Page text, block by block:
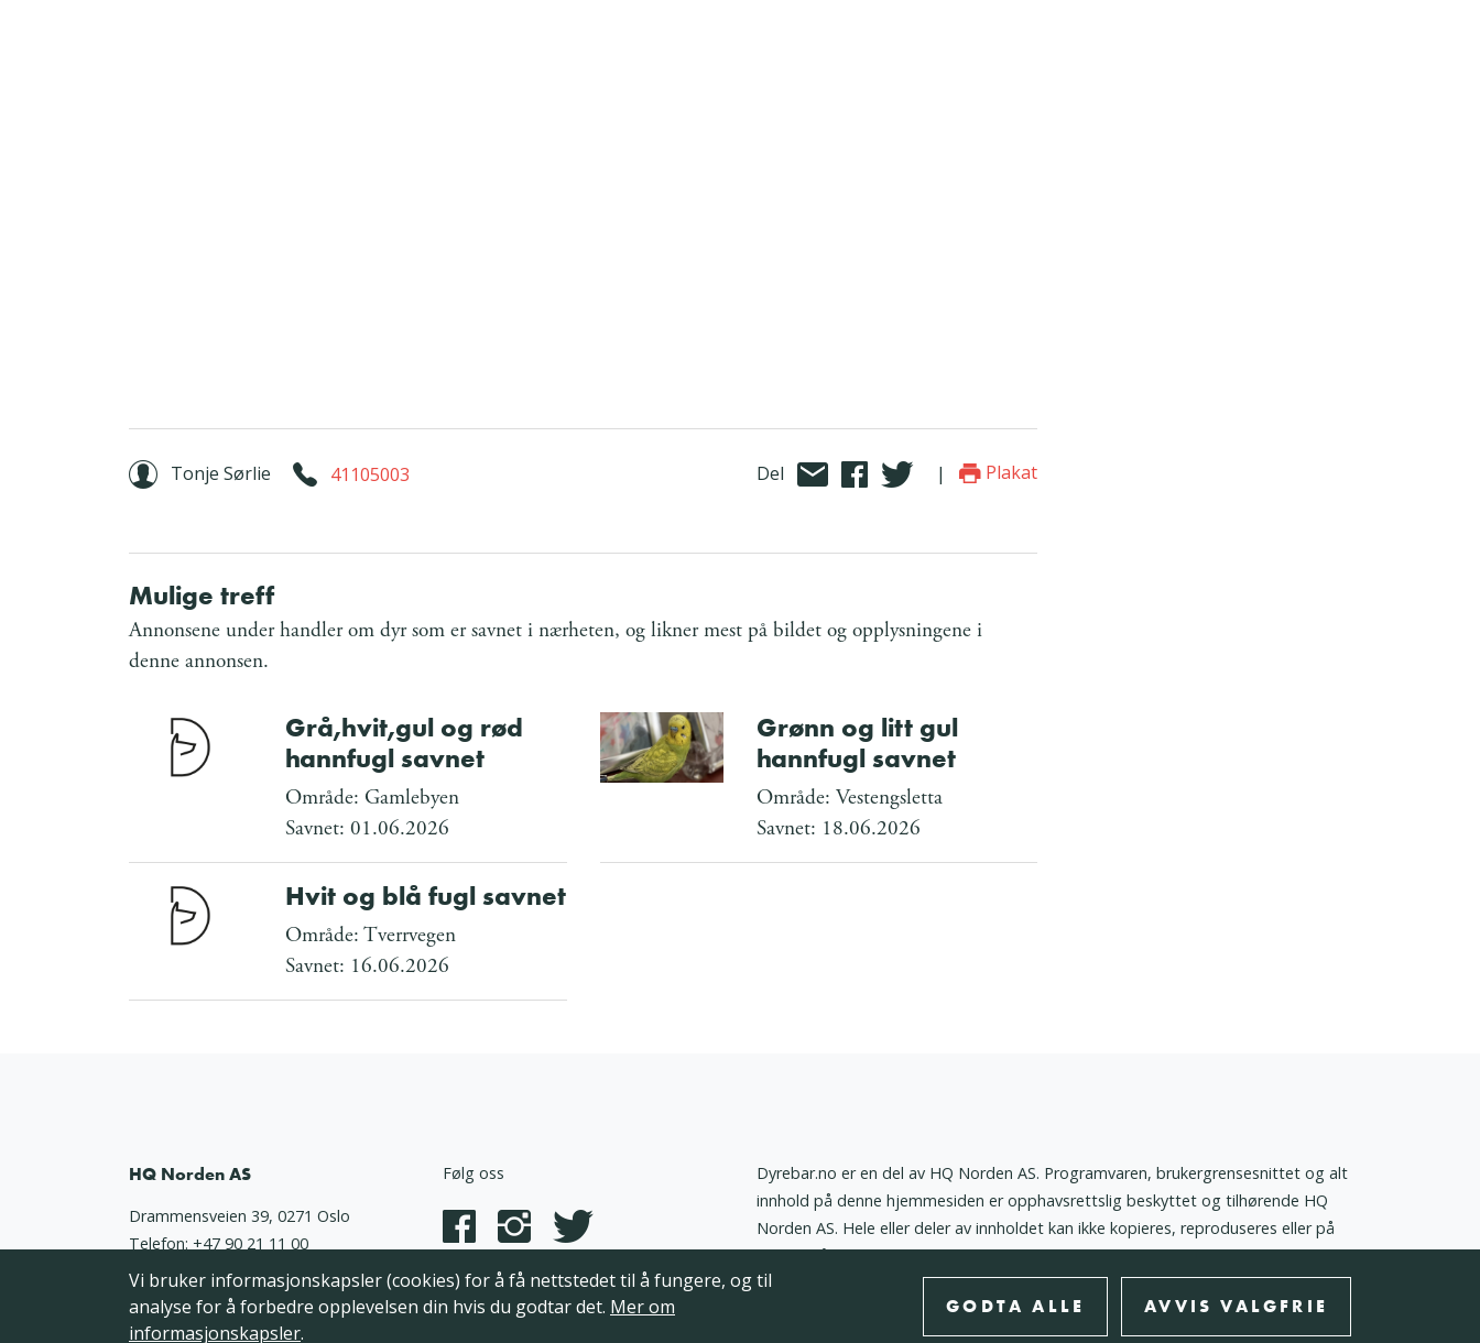
Tonje Sørlie 41105003 Del | Plakat
Mulige treff
Annonsene under handler om dyr som er savnet i nærheten, og likner mest på bildet og opplysningene i
denne annonsen.
Grå,hvit,gul og rød
hannfugl savnet
Område: Gamlebyen
Savnet: 01.06.2026
Grønn og litt gul
hannfugl savnet
Område: Vestengsletta
Savnet: 18.06.2026
Hvit og blå fugl savnet
Område: Tverrvegen
Savnet: 16.06.2026
HQ Norden AS
Drammensveien 39, 0271 Oslo
Telefon: +47 90 21 11 00
Epost: support@dyrebar.no
Følg oss
Personvern Cookies
Dyrebar.no er en del av HQ Norden AS. Programvaren, brukergrensesnittet og alt
innhold på denne hjemmesiden er opphavsrettslig beskyttet og tilhørende HQ
Norden AS. Hele eller deler av innholdet kan ikke kopieres, reproduseres eller på
annen måte utnyttes uten at det foreligger skriftlig godkjennelse fra HQ Norden
AS.
Vi bruker informasjonskapsler (cookies) for å få nettstedet til å fungere, og til
analyse for å forbedre opplevelsen din hvis du godtar det. Mer om
informasjonskapsler.
GODTA ALLE AVVIS VALGFRIE